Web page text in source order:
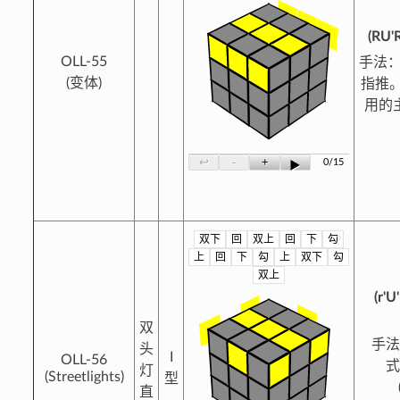
OLL-55
(变体)
↩ - + ▶ 0/15
手法
指推
用的
OLL-56
(Streetlights)
双
头
灯
直
型
双下 回 双上 回 下
勾
上
回 下 勾 上 双下
勾
双上
?
手